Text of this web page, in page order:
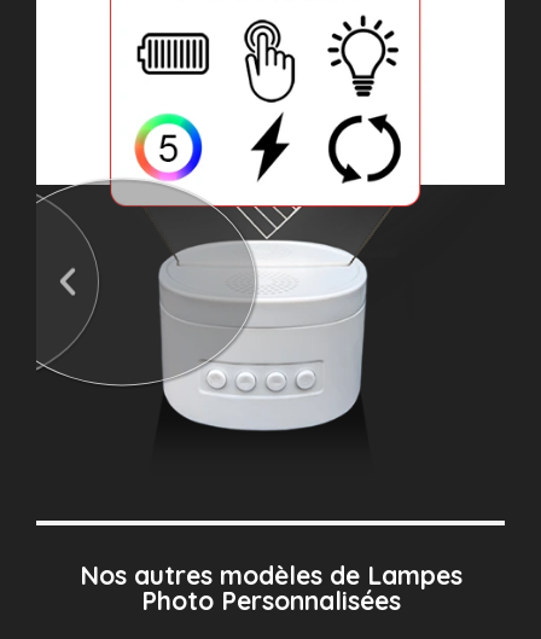
Nos autres modèles de Lampes
Photo Personnalisées